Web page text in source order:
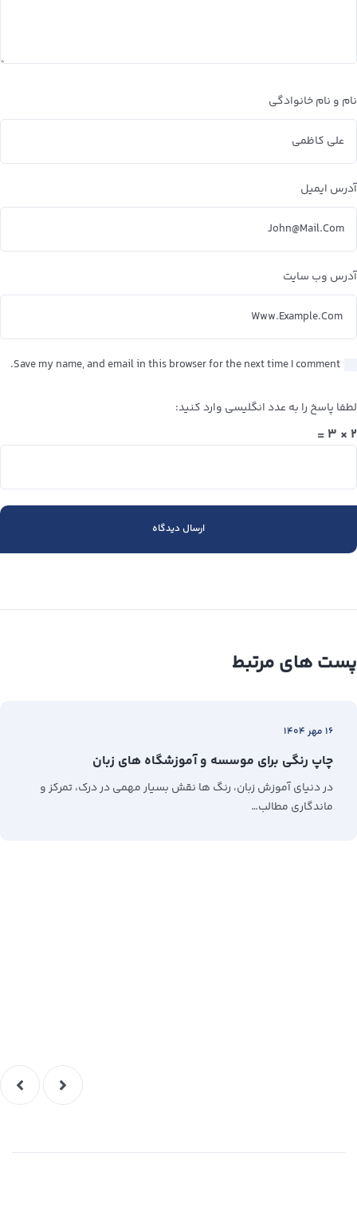
نام و نام خانوادگی
آدرس ایمیل
آدرس وب سایت
Save my name, and email in this browser for the next time I comment.
لطفا پاسخ را به عدد انگلیسی وارد کنید:
۲ × ۳ =
پست های مرتبط
۱۶ مهر ۱۴۰۴
چاپ رنگی برای موسسه و آموزشگاه های زبان
در دنیای آموزش زبان، رنگ‌ ها نقش بسیار مهمی در درک، تمرکز و
ماندگاری مطالب…